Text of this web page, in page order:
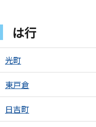
は行
光町
東戸倉
日吉町